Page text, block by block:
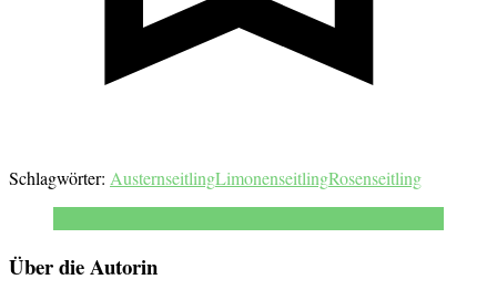
Schlagwörter: AusternseitlingLimonenseitlingRosenseitling
Über die Autorin